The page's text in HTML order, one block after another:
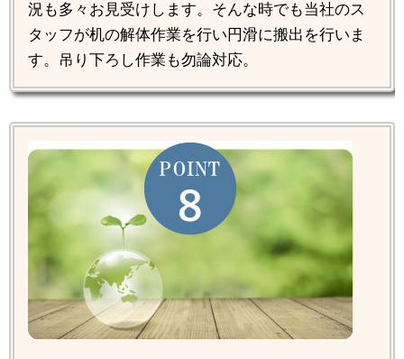
況も多々お見受けします。そんな時でも当社のス
タッフが机の解体作業を行い円滑に搬出を行いま
す。吊り下ろし作業も勿論対応。